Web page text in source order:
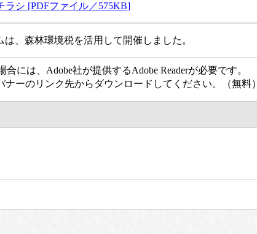
シ [PDFファイル／575KB]
、森林環境税を活用して開催しました。
には、Adobe社が提供するAdobe Readerが必要です。
ナーのリンク先からダウンロードしてください。（無料）